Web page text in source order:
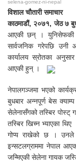
selena-gomez-ni-nepal
विशाल चौतारी समाचार
काठमाडौं, २०७१, जेठ ७
आएकी छन् । युनिसेफकी
सार्वजनिक गरेपछि
कार्यालय स्रोतका
आएकी हुन् ।
नेपालगञ्जमा भएको
बुधबार अन्नपूर्ण बेस
सेलेनासँगको तस्बिर पोस्ट्
तस्बिर खिच्न भ्याएका
गोप्य राखेको छ ।
इन्सटलग्राममा नेपाल
जन्मिएकी सेलेना गायक